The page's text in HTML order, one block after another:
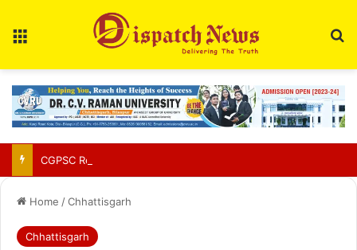
Home /Chhattisgarh
Chhattisgarh